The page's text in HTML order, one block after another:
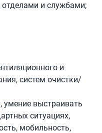
отделами и службами;
и
систем очистки/
умение выстраивать
ситуациях,
мобильность,